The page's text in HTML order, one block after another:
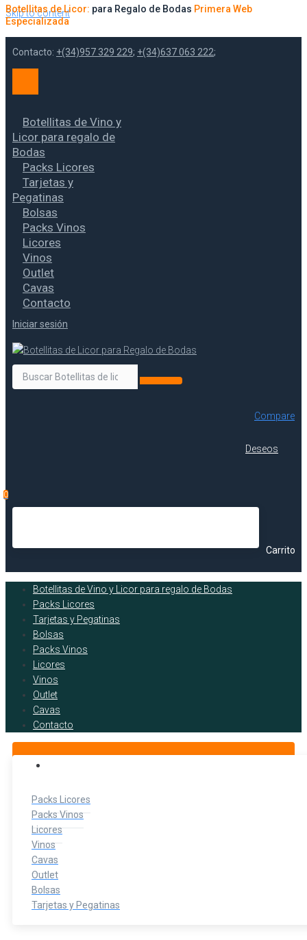
Skip to content
Botellitas de Licor: para Regalo de Bodas Primera Web
Especializada
Contacto: +(34)957 329 229; +(34)637 063 222;
Botellitas de Vino y
Licor para regalo de
Bodas
Packs Licores
Tarjetas y
Pegatinas
Bolsas
Packs Vinos
Licores
Vinos
Outlet
Cavas
Contacto
Iniciar sesión
Compare
Deseos
0
Carrito
Botellitas de Vino y Licor para regalo de Bodas
Packs Licores
Tarjetas y Pegatinas
Bolsas
Packs Vinos
Licores
Vinos
Outlet
Cavas
Contacto
Packs Licores
Packs Vinos
Licores
Vinos
Cavas
Outlet
Bolsas
Tarjetas y Pegatinas